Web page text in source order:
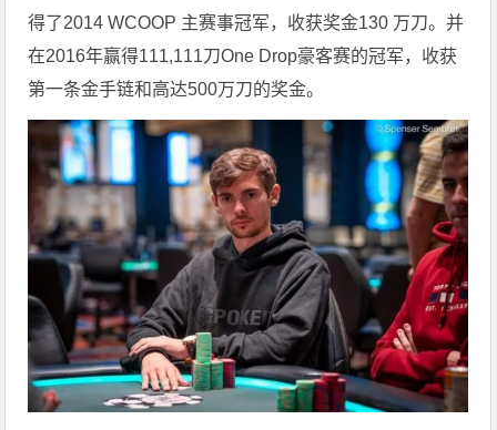
得了2014 WCOOP 主赛事冠军，收获奖金130 万刀。并
在2016年赢得111,111刀One Drop豪客赛的冠军，收获
第一条金手链和高达500万刀的奖金。